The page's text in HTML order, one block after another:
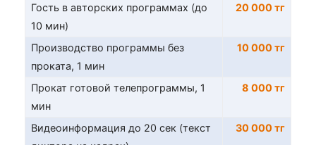
Гость в авторских программах (до
10 мин)
20 000 тг
Производство программы без
проката, 1 мин
10 000 тг
Прокат готовой телепрограммы, 1
мин
8 000 тг
Видеоинформация до 20 сек (текст
30 000 тг